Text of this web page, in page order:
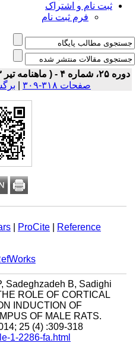
ثبت نام و اشتراک
فرم ثبت نام
شماره ۴ - ( ماهنامه تیر ۱۳۹۳ )
صفحات ۳۱۸-۳۰۹
|
|ProCite |Reference
RefWorks
Sadeghzadeh B, Sadighi
ROLE OF CORTICAL
INDUCTION OF
OF MALE RATS.
25 (4) :309-318
1-2286-fa.html